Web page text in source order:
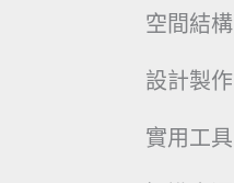
空間結構
設計製作
實用工具